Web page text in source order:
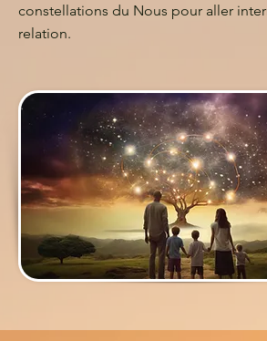
constellations du Nous pour aller
relation.